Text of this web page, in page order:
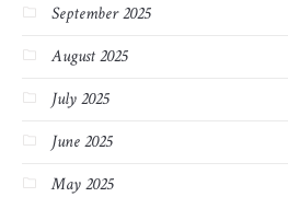
September 2025
August 2025
July 2025
June 2025
May 2025